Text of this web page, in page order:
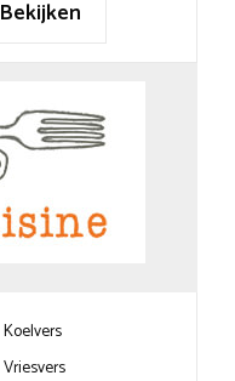
Bekijken
Koelvers
Vriesvers